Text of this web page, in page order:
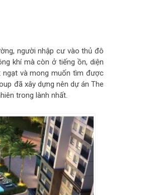
người nhập cư vào thủ đô
khí mà còn ở tiếng ồn, diện
ngạt và mong muốn tìm được
đã xây dựng nên dự án The
trong lành nhất.